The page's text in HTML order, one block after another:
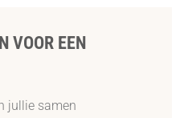
VOOR EEN
jullie samen